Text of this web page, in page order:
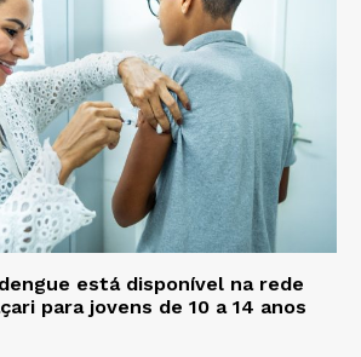
está disponível na rede
para jovens de 10 a 14 anos